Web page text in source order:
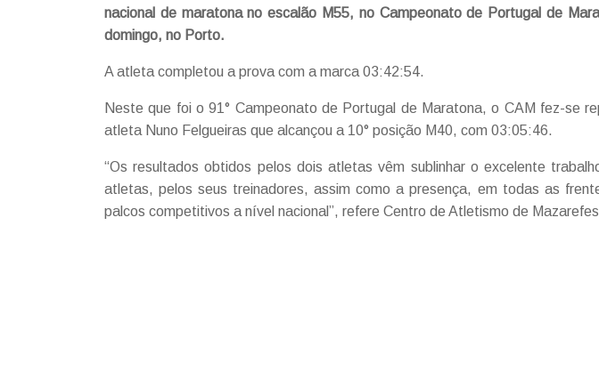
nacional de maratona no escalão M55, no Campeonato de Portugal de
domingo, no Porto.
A atleta completou a prova com a marca 03:42:54.
Neste que foi o 91° Campeonato de Portugal de Maratona, o CAM fez-se
atleta Nuno Felgueiras que alcançou a 10° posição M40, com 03:05:46.
“Os resultados obtidos pelos dois atletas vêm sublinhar o excelente
atletas, pelos seus treinadores, assim como a presença, em todas as
palcos competitivos a nível nacional”, refere Centro de Atletismo de Mazarefes